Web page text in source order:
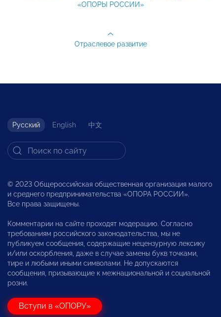
«ОПОРЫ РОССИИ»
Отраслевое развитие
Русский English 中文
© 2023 Общероссийская общественная организация малого
и среднего предпринимательства «ОПОРА РОССИИ».
Все права защищены.
Комментарии на сайте проходят модерацию. Согласно
требованиям российского законодательства, мы не
публикуем сообщения, содержащие нецензурную лексику
и/или оскорбления, даже в случае замены букв точками,
тире и любыми иными символами. Не допускаются
сообщения, призывающие к межнациональной и социальной
розни.
Вступи в «ОПОРУ»